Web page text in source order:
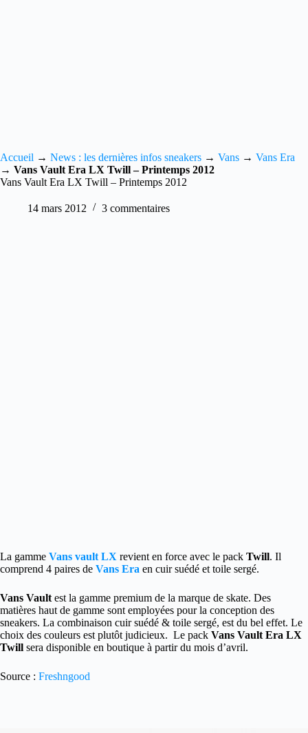
Accueil → News : les dernières infos sneakers → Vans → Vans Era
→ Vans Vault Era LX Twill – Printemps 2012
Vans Vault Era LX Twill – Printemps 2012
14 mars 2012 3 commentaires
La gamme Vans vault LX revient en force avec le pack Twill. Il
comprend 4 paires de Vans Era en cuir suédé et toile sergé.
Vans Vault est la gamme premium de la marque de skate. Des
matières haut de gamme sont employées pour la conception des
sneakers. La combinaison cuir suédé & toile sergé, est du bel effet. Le
choix des couleurs est plutôt judicieux. Le pack Vans Vault Era LX
Twill sera disponible en boutique à partir du mois d’avril.
Source : Freshngood